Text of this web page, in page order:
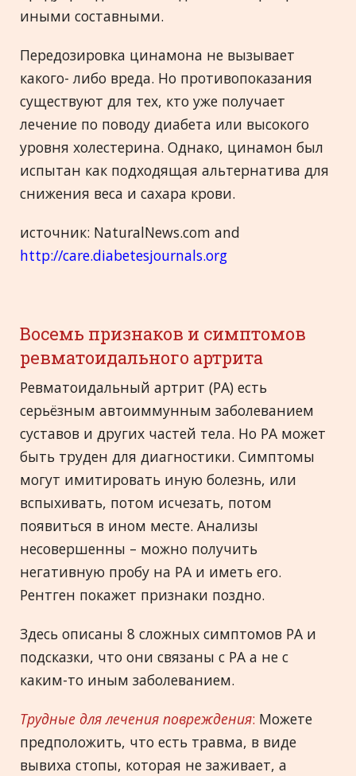
иными составными.
Передозировка цинамона не вызывает
какого- либо вреда. Но противопоказания
существуют для тех, кто уже получает
лечение по поводу диабета или высокого
уровня холестерина. Однако, цинамон был
испытан как подходящая альтернатива для
снижения веса и сахара крови.
источник: NaturalNews.com and
http://care.diabetesjournals.org
Восемь признаков и симптомов
ревматоидального артрита
Ревматоидальный артрит (РА) есть
серьёзным автоиммунным заболеванием
суставов и других частей тела. Но РА может
быть труден для диагностики. Симптомы
могут имитировать иную болезнь, или
вспыхивать, потом исчезать, потом
появиться в ином месте. Анализы
несовершенны – можно получить
негативную пробу на РА и иметь его.
Рентген покажет признаки поздно.
Здесь описаны 8 сложных симптомов РА и
подсказки, что они связаны с РА а не с
каким-то иным заболеванием.
Трудные для лечения повреждения: Можете
предположить, что есть травма, в виде
вывиха стопы, которая не заживает, а